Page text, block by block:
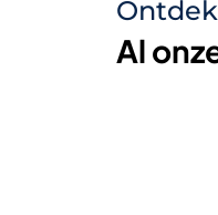
Al